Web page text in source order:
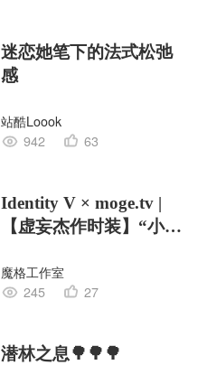
迷恋她笔下的法式松弛
感
站酷Loook
942
63
Identity V × moge.tv |
【虚妄杰作时装】“小女
魔格工作室
245
27
潜林之息🌳🌳🌳